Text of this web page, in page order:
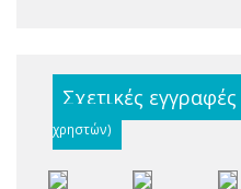
Σχετικές εγγραφές
χρηστών)